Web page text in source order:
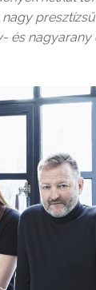
és nagyarany